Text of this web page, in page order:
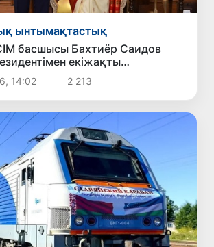
ынтымақтастық
басшысы Бахтиёр Саидов
екіжақты
нығайту мәселелерін
14:02 2 213